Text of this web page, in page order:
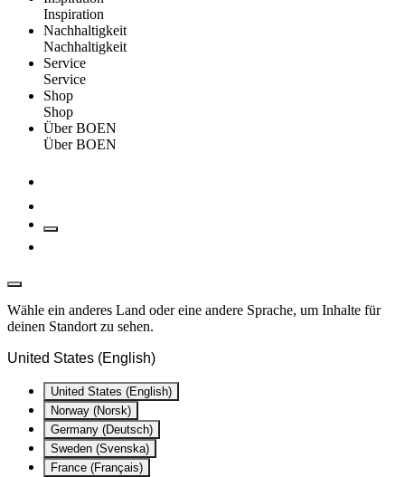
Inspiration
Nachhaltigkeit
Nachhaltigkeit
Service
Service
Shop
Shop
Über BOEN
Über BOEN
Wähle ein anderes Land oder eine andere Sprache, um Inhalte für
deinen Standort zu sehen.
United States (English)
United States (English)
Norway (Norsk)
Germany (Deutsch)
Sweden (Svenska)
France (Français)